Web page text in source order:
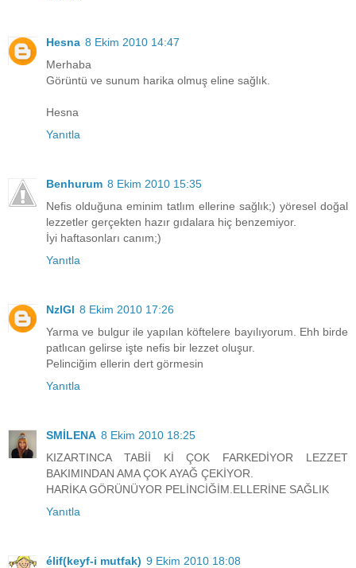
Hesna 8 Ekim 2010 14:47
Merhaba
Görüntü ve sunum harika olmuş eline sağlık.
Hesna
Yanıtla
Benhurum 8 Ekim 2010 15:35
Nefis olduğuna eminim tatlım ellerine sağlık;) yöresel doğal
lezzetler gerçekten hazır gıdalara hiç benzemiyor.
İyi haftasonları canım;)
Yanıtla
NzlGl 8 Ekim 2010 17:26
Yarma ve bulgur ile yapılan köftelere bayılıyorum. Ehh birde
patlıcan gelirse işte nefis bir lezzet oluşur.
Pelinciğim ellerin dert görmesin
Yanıtla
SMİLENA 8 Ekim 2010 18:25
KIZARTINCA TABİİ Kİ ÇOK FARKEDİYOR LEZZET
BAKIMINDAN AMA ÇOK AYAĞ ÇEKİYOR.
HARİKA GÖRÜNÜYOR PELİNCİĞİM.ELLERİNE SAĞLIK
Yanıtla
élif(keyf-i mutfak) 9 Ekim 2010 18:08